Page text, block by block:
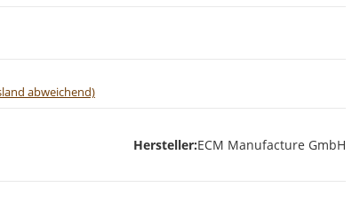
abweichend)
Hersteller:ECM Manufacture GmbH